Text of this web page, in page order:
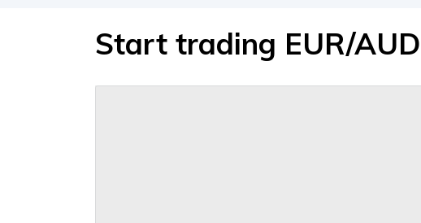
Start trading EUR/AUD